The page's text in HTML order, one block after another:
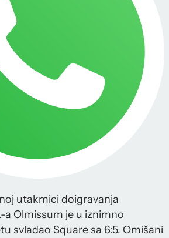
utakmici doigravanja
a Olmissum je u iznimno
svladao Square sa 6:5. Omišani